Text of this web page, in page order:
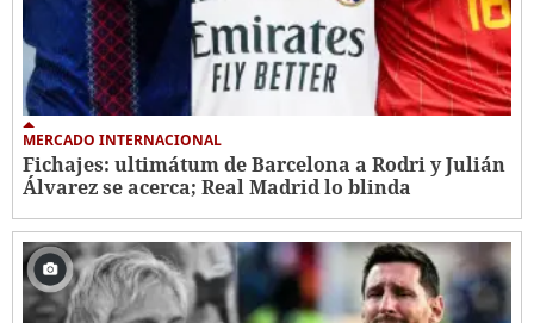
MERCADO INTERNACIONAL
Fichajes: ultimátum de Barcelona a Rodri y Julián
Álvarez se acerca; Real Madrid lo blinda